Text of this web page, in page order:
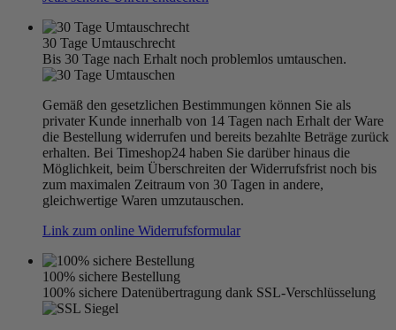
30 Tage Umtauschrecht
Bis 30 Tage nach Erhalt noch problemlos umtauschen.
Gemäß den gesetzlichen Bestimmungen können Sie als
privater Kunde innerhalb von 14 Tagen nach Erhalt der Ware
die Bestellung widerrufen und bereits bezahlte Beträge zurück
erhalten. Bei Timeshop24 haben Sie darüber hinaus die
Möglichkeit, beim Überschreiten der Widerrufsfrist noch bis
zum maximalen Zeitraum von 30 Tagen in andere,
gleichwertige Waren umzutauschen.
Link zum online Widerrufsformular
100% sichere Bestellung
100% sichere Datenübertragung dank SSL-Verschlüsselung